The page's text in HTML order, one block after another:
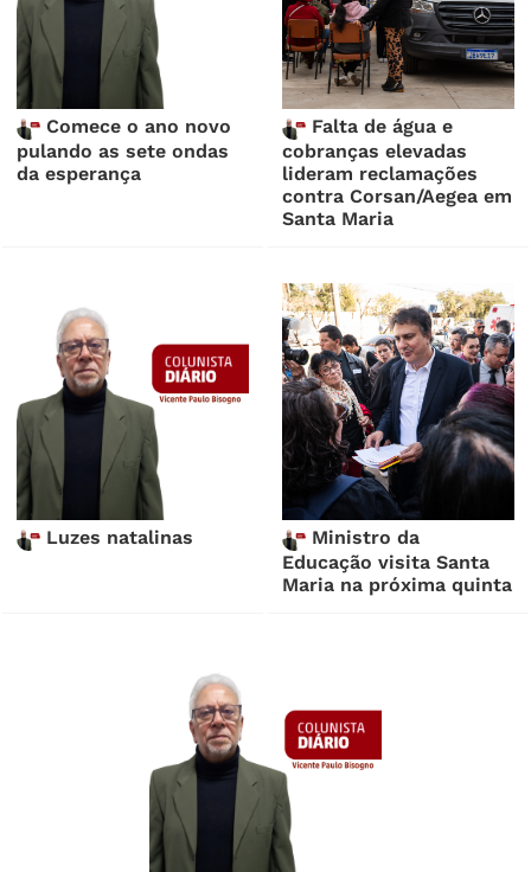
Comece o ano novo
pulando as sete ondas
da esperança
Falta de água e
cobranças elevadas
lideram reclamações
contra Corsan/Aegea em
Santa Maria
Luzes natalinas
Ministro da
Educação visita Santa
Maria na próxima quinta